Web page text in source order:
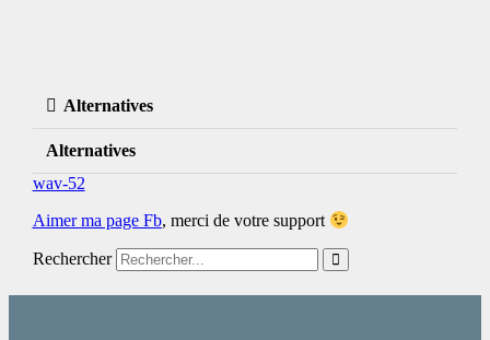
Alternatives
Alternatives
wav-52
Aimer ma page Fb, merci de votre support
Rechercher